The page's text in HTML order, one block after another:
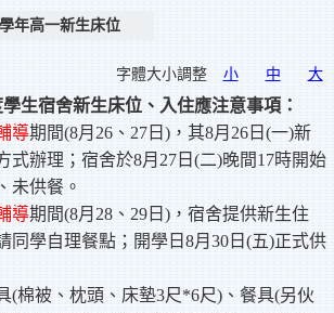
年高一新生床位
字體大小調整 小 中 大
生宿舍新生床位、入住應注意事項：
導期間(8月 26 、 27 日 ) ，其8月 26 日 (一)新
式辦理；宿舍於8月 27 日 (二)晚間17時開始
未供餐。
導期間(8月 28 、 29 日 ) ，宿舍提供新生住
同學自理餐點；開學日 8月 30 日 (五)正式供
(棉被、枕頭、床墊3尺*6尺) 、餐具(另伙